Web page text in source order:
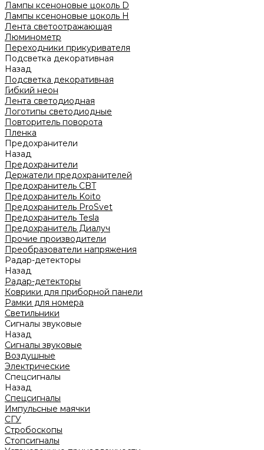
Лампы ксеноновые цоколь D
Лампы ксеноновые цоколь H
Лента светоотражающая
Люминометр
Переходники прикуривателя
Подсветка декоративная
Назад
Подсветка декоративная
Гибкий неон
Лента светодиодная
Логотипы светодиодные
Повторитель поворота
Пленка
Предохранители
Назад
Предохранители
Держатели предохранителей
Предохранитель CBT
Предохранитель Koito
Предохранитель ProSvet
Предохранитель Tesla
Предохранитель Диалуч
Прочие производители
Преобразователи напряжения
Радар-детекторы
Назад
Радар-детекторы
Коврики для приборной панели
Рамки для номера
Светильники
Сигналы звуковые
Назад
Сигналы звуковые
Воздушные
Электрические
Спецсигналы
Назад
Спецсигналы
Импульсные маячки
СГУ
Стробоскопы
Стопсигналы